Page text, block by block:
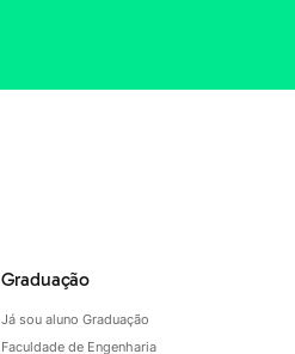
Graduação
Já sou aluno Graduação
Faculdade de Engenharia